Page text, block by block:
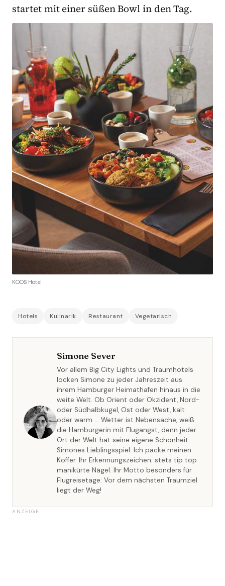
startet mit einer süßen Bowl in den Tag.
KOOS Hotel
Hotels Kulinarik Restaurant Vegetarisch
Simone Sever
Vor allem Big City Lights und Traumhotels
locken Simone zu jeder Jahreszeit aus
ihrem Hamburger Heimathafen hinaus in die
weite Welt. Ob Orient oder Okzident, Nord-
oder Südhalbkugel, Ost oder West, kalt
oder warm … Wetter ist Nebensache, weiß
die Hamburgerin mit Flugangst, denn jeder
Ort der Welt hat seine eigene Schönheit.
Simones Lieblingsspiel: Ich packe meinen
Koffer. Ihr Erkennungszeichen: stets tip top
manikürte Nägel. Ihr Motto besonders für
Flugreisetage: Vor dem nächsten Traumziel
liegt der Weg!
ANZEIGE